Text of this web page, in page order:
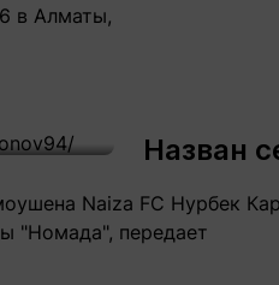
в Алматы,
Назван
Naiza FC Нурбек
"Номада", передает